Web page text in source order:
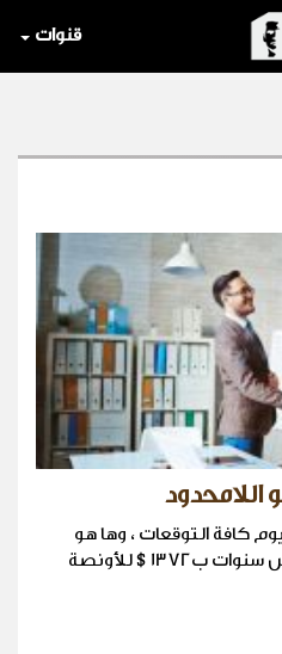
قنوات
اللامحدود
كافة التوقعات ، وها هو
يسجل أعلى رقمٍ له منذ خمس سنوات ب1372$ للأونصة